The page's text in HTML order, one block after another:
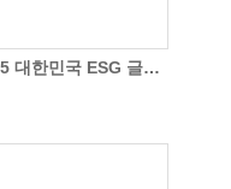
이진락 (주)유성계전 대표, ‘2025 대한민국 ESG 글로벌 경영체계 구축 대상’ 수상